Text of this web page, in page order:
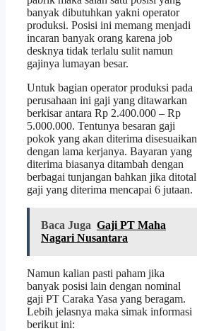
banyak dibutuhkan yakni operator
produksi. Posisi ini memang menjadi
incaran banyak orang karena job
desknya tidak terlalu sulit namun
gajinya lumayan besar.
Untuk bagian operator produksi pada
perusahaan ini gaji yang ditawarkan
berkisar antara Rp 2.400.000 – Rp
5.000.000. Tentunya besaran gaji
pokok yang akan diterima disesuaikan
dengan lama kerjanya. Bayaran yang
diterima biasanya ditambah dengan
berbagai tunjangan bahkan jika ditotal
gaji yang diterima mencapai 6 jutaan.
Baca Juga Gaji PT Maha
Nagari Nusantara
Namun kalian pasti paham jika
banyak posisi lain dengan nominal
gaji PT Caraka Yasa yang beragam.
Lebih jelasnya maka simak informasi
berikut ini: